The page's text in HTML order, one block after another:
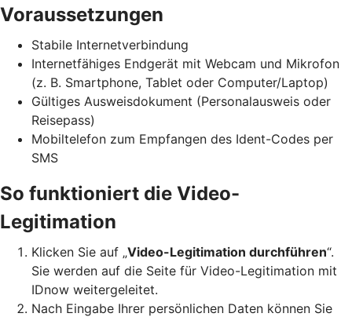
Voraussetzungen
Stabile Internetverbindung
Internetfähiges Endgerät mit Webcam und Mikrofon
(z. B. Smartphone, Tablet oder Computer/Laptop)
Gültiges Ausweisdokument (Personalausweis oder
Reisepass)
Mobiltelefon zum Empfangen des Ident-Codes per
SMS
So funktioniert die Video-
Legitimation
Klicken Sie auf „Video-Legitimation durchführen“.
Sie werden auf die Seite für Video-Legitimation mit
IDnow weitergeleitet.
Nach Eingabe Ihrer persönlichen Daten können Sie